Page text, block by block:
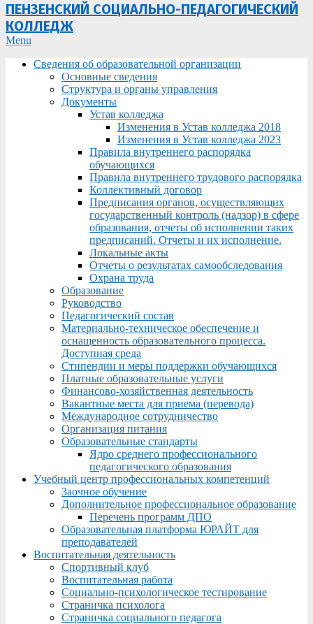
ПЕНЗЕНСКИЙ СОЦИАЛЬНО-ПЕДАГОГИЧЕСКИЙ
КОЛЛЕДЖ
Primary
Menu
Menu
Сведения об образовательной организации
Основные сведения
Структура и органы управления
Документы
Устав колледжа
Изменения в Устав колледжа 2018
Изменения в Устав колледжа 2023
Правила внутреннего распорядка
обучающихся
Правила внутреннего трудового распорядка
Коллективный договор
Предписания органов, осуществляющих
государственный контроль (надзор) в сфере
образования, отчеты об исполнении таких
предписаний. Отчеты и их исполнение.
Локальные акты
Отчеты о результатах самообследования
Охрана труда
Образование
Руководство
Педагогический состав
Материально-техническое обеспечение и
оснащенность образовательного процесса.
Доступная среда
Стипендии и меры поддержки обучающихся
Платные образовательные услуги
Финансово-хозяйственная деятельность
Вакантные места для приема (перевода)
Международное сотрудничество
Организация питания
Образовательные стандарты
Ядро среднего профессионального
педагогического образования
Учебный центр профессиональных компетенций
Заочное обучение
Дополнительное профессиональное образование
Перечень программ ДПО
Образовательная платформа ЮРАЙТ для
преподавателей
Воспитательная деятельность
Спортивный клуб
Воспитательная работа
Социально-психологическое тестирование
Страничка психолога
Страничка социального педагога